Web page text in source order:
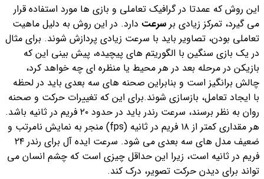
این روش که عمدتا در گرافیک تعاملی و بازی ها مورد استفاده قرار
می گیرد، تمرکز زیادی بر سرعت دارد. در این روش به دلیل ماهیت
تعاملی بودن، تصاویر باید با سرعت زیادی پردازش شوند. برای مثال
در یک بازی سنگین با الگوریتم های پیچیده، پیش بینی این که
بازیکن در مرحله بعد در هر محیط یا منظره ای چه خواهد کرد،
چالش برانگیز است و بنابراین صحنه های سه بعدی باید در لحظه
با ایجاد تعامل، بازسازی شوند.برای این که تغییرات حرکت و صحنه
روان به نظر برسند، سرعت رندر باید در حدود ٢۰ فریم در ثانیه باشد.
هر مقداری کمتر از ١٨ فریم در ثانیه (fps) منجر به نمایش نامرتب و
ضعیف مدل های سه بعدی می شود. سرعت ایده آل برای رندر ٢۴
فریم در ثانیه است، زیرا این حداقل چیزی است که چشم انسان می
تواند برای دیدن حرکت تصویر، درک کند.